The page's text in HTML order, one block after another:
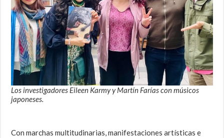
Los investigadores Eileen Karmy y Martín Farías con músicos
japoneses.
Con marchas multitudinarias, manifestaciones artísticas e